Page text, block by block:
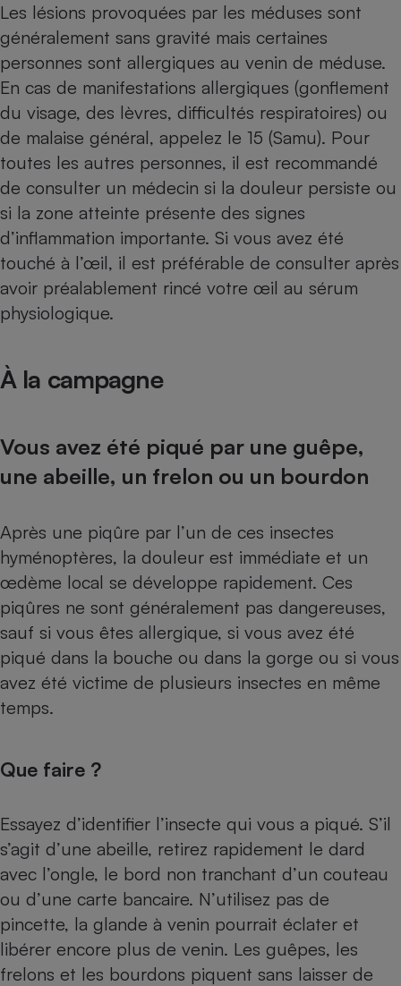
Les lésions provoquées par les méduses sont
généralement sans gravité mais certaines
personnes sont allergiques au venin de méduse.
En cas de manifestations allergiques (gonflement
du visage, des lèvres, difficultés respiratoires) ou
de malaise général, appelez le 15 (Samu). Pour
toutes les autres personnes, il est recommandé
de consulter un médecin si la douleur persiste ou
si la zone atteinte présente des signes
d’inflammation importante. Si vous avez été
touché à l’œil, il est préférable de consulter après
avoir préalablement rincé votre œil au sérum
physiologique.
À la campagne
Vous avez été piqué par une guêpe,
une abeille, un frelon ou un bourdon
Après une piqûre par l’un de ces insectes
hyménoptères, la douleur est immédiate et un
œdème local se développe rapidement. Ces
piqûres ne sont généralement pas dangereuses,
sauf si vous êtes allergique, si vous avez été
piqué dans la bouche ou dans la gorge ou si vous
avez été victime de plusieurs insectes en même
temps.
Que faire ?
Essayez d’identifier l’insecte qui vous a piqué. S’il
s’agit d’une abeille, retirez rapidement le dard
avec l’ongle, le bord non tranchant d’un couteau
ou d’une carte bancaire. N’utilisez pas de
pincette, la glande à venin pourrait éclater et
libérer encore plus de venin. Les guêpes, les
frelons et les bourdons piquent sans laisser de